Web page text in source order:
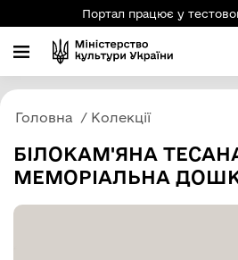
Портал працює у
Головна Колекції
БІЛОКАМ'ЯНА
МЕМОРІАЛЬНА